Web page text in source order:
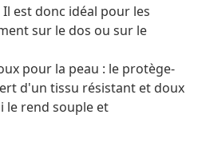
est donc idéal pour les
sur le dos ou sur le
pour la peau : le protège-
d'un tissu résistant et doux
le rend souple et